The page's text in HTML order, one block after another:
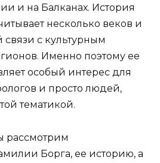
и на Балканах. История
несколько веков и
связи с культурным
Именно поэтому ее
особый интерес для
и просто людей,
тематикой.
рассмотрим
Борга, ее историю, а